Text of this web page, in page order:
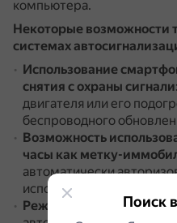
компьютера.
Некоторые возможности
системах
Использование
снятия с охраны
двигателя или его
беспроводного
Возможность
часы как метку-
автоматически
использовать
Режим «СвободныеПоиск